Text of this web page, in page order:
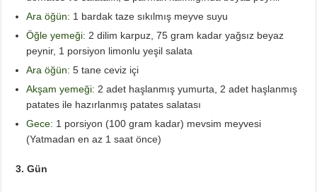
Ara öğün: 1 bardak taze sıkılmış meyve suyu
Öğle yemeği: 2 dilim karpuz, 75 gram kadar yağsız beyaz
peynir, 1 porsiyon limonlu yeşil salata
Ara öğün: 5 tane ceviz içi
Akşam yemeği: 2 adet haşlanmış yumurta, 2 adet haşlanmış
patates ile hazırlanmış patates salatası
Gece: 1 porsiyon (100 gram kadar) mevsim meyvesi
(Yatmadan en az 1 saat önce)
3. Gün